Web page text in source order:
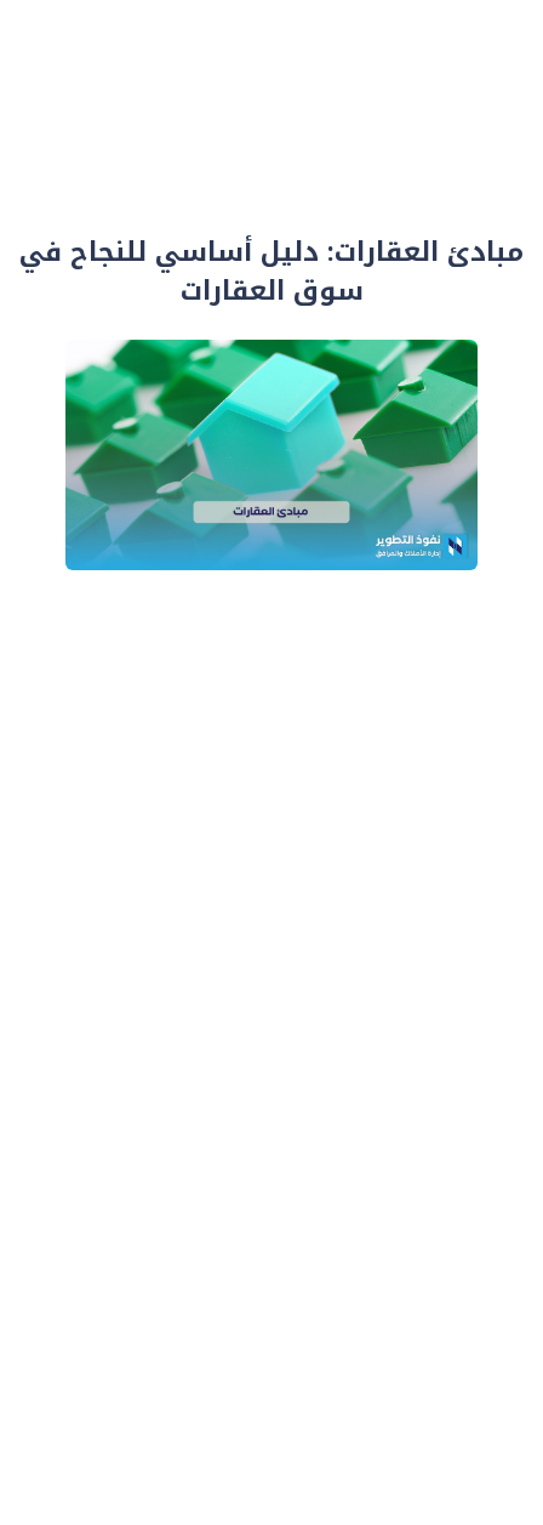
مبادئ العقارات: دليل أساسي للنجاح في
سوق العقارات